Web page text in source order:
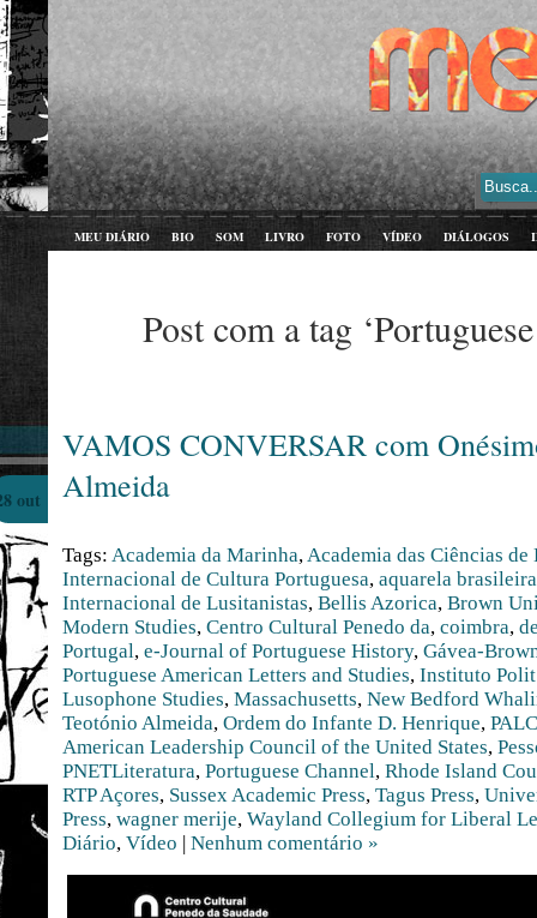
MEU DIÁRIO BIO SOM LIVRO FOTO VÍDEO DIÁLOGOS
Post com a tag
VAMOS CONVERSAR com
Almeida
out
Tags: Academia da Marinha,Academia das Ciências de
Internacional de Cultura Portuguesa, aquarela brasileira
Internacional de Lusitanistas, Bellis Azorica, Brown
Modern Studies, Centro Cultural Penedo da, coimbra,
Portugal, e-Journal of Portuguese History, Gávea-
Portuguese American Letters and Studies, Instituto
Lusophone Studies, Massachusetts, New Bedford
Teotónio Almeida, Ordem do Infante D. Henrique,
American Leadership Council of the United States,
PNETLiteratura, Portuguese Channel, Rhode Island
RTP Açores, Sussex Academic Press, Tagus Press,
Press, wagner merije, Wayland Collegium for Liberal
Diário, Vídeo | Nenhum comentário »